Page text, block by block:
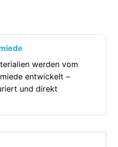
werden vom
entwickelt –
und direkt